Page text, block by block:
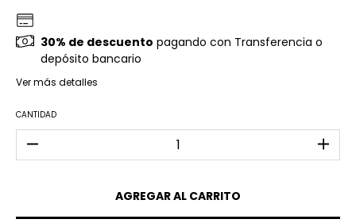
30% de descuento pagando con Transferencia o
depósito bancario
Ver más detalles
CANTIDAD